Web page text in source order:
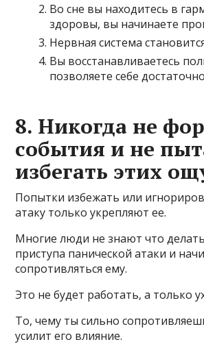
Во сне вы находитесь в
здоровы, вы начинаете
Нервная система
Вы восстанавливаетесь
позволяете себе
8. Никогда не
события и не
избегать этих
Попытки избежать или
атаку только укрепляют ее.
Многие люди не знают что
приступа панической атаки и
сопротивляться ему.
Это не будет работать, а только
То, чему ты сильно
усилит его влияние.